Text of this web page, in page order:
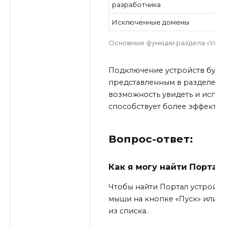
Основные функции раздела
разработчика
Исключенные домены
Подключение устройств
представленным в разделе
возможность увидеть и
способствует более
Вопрос-ответ:
Как я могу найти Портал
Чтобы найти Портал
мыши на кнопке «Пуск» или
из списка.